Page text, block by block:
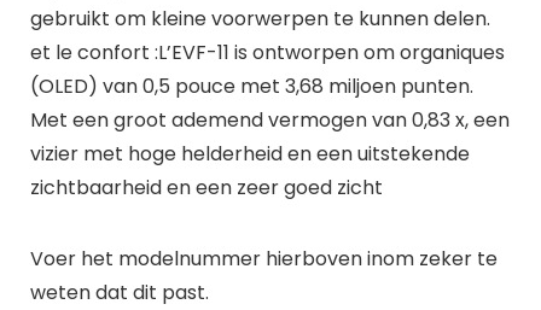
gebruikt om kleine voorwerpen te kunnen delen.
et le confort :L’EVF-11 is ontworpen om organiques
(OLED) van 0,5 pouce met 3,68 miljoen punten.
Met een groot ademend vermogen van 0,83 x, een
vizier met hoge helderheid en een uitstekende
zichtbaarheid en een zeer goed zicht
Voer het modelnummer hierboven inom zeker te
weten dat dit past.